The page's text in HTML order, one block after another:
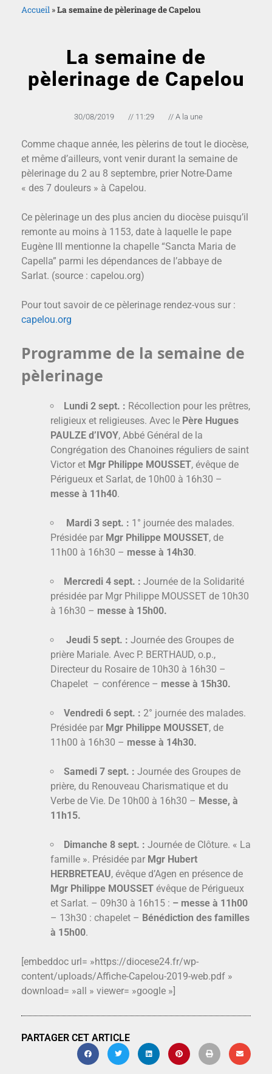
Accueil »La semaine de pèlerinage de Capelou
La semaine de
pèlerinage de Capelou
30/08/2019 // 11:29 // A la une
Comme chaque année, les pèlerins de tout le diocèse,
et même d’ailleurs, vont venir durant la semaine de
pèlerinage du 2 au 8 septembre, prier Notre-Dame
« des 7 douleurs » à Capelou.
Ce pèlerinage un des plus ancien du diocèse puisqu’il
remonte au moins à 1153, date à laquelle le pape
Eugène III mentionne la chapelle “Sancta Maria de
Capella” parmi les dépendances de l’abbaye de
Sarlat. (source : capelou.org)
Pour tout savoir de ce pèlerinage rendez-vous sur :
capelou.org
Programme de la semaine de
pèlerinage
Lundi 2 sept. : Récollection pour les prêtres,
religieux et religieuses. Avec le Père Hugues
PAULZE d’IVOY, Abbé Général de la
Congrégation des Chanoines réguliers de saint
Victor et Mgr Philippe MOUSSET, évêque de
Périgueux et Sarlat, de 10h00 à 16h30 –
messe à 11h40.
Mardi 3 sept. : 1° journée des malades.
Présidée par Mgr Philippe MOUSSET, de
11h00 à 16h30 – messe à 14h30.
Mercredi 4 sept. : Journée de la Solidarité
présidée par Mgr Philippe MOUSSET de 10h30
à 16h30 – messe à 15h00.
Jeudi 5 sept. : Journée des Groupes de
prière Mariale. Avec P. BERTHAUD, o.p.,
Directeur du Rosaire de 10h30 à 16h30 –
Chapelet – conférence – messe à 15h30.
Vendredi 6 sept. : 2° journée des malades.
Présidée par Mgr Philippe MOUSSET, de
11h00 à 16h30 – messe à 14h30.
Samedi 7 sept. : Journée des Groupes de
prière, du Renouveau Charismatique et du
Verbe de Vie. De 10h00 à 16h30 – Messe, à
11h15.
Dimanche 8 sept. : Journée de Clôture. « La
famille ». Présidée par Mgr Hubert
HERBRETEAU, évêque d’Agen en présence de
Mgr Philippe MOUSSET évêque de Périgueux
et Sarlat. – 09h30 à 16h15 : – messe à 11h00
– 13h30 : chapelet – Bénédiction des familles
à 15h00.
[embeddoc url= »https://diocese24.fr/wp-
content/uploads/Affiche-Capelou-2019-web.pdf »
download= »all » viewer= »google »]
PARTAGER CET ARTICLE